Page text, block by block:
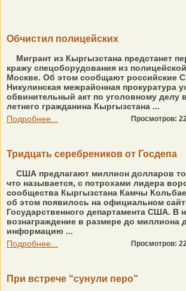
Обчистил полицейских
Мигрант из Кыргызстана предстанет
кражу спецоборудования из
Москве. Об этом сообщают российские
Никулинская межрайонная прокуратура
обвинительный акт по уголовному делу
летнего гражданина Кыргызстана ...
Подробнее...
Просмотров:
Тридцать серебреников от Госдепа
США предлагают миллион долларов
что называется, с потрохами лидера
сообщества Кыргызстана Камчы
об этом появилось на официальном
Государственного департамента США. В
вознаграждение в размере до миллиона
информацию ...
Подробнее...
Просмотров:
При встрече “сунули перо”